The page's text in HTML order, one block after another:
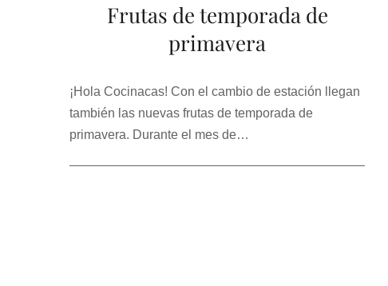
Frutas de temporada de
primavera
¡Hola Cocinacas! Con el cambio de estación llegan
también las nuevas frutas de temporada de
primavera. Durante el mes de…